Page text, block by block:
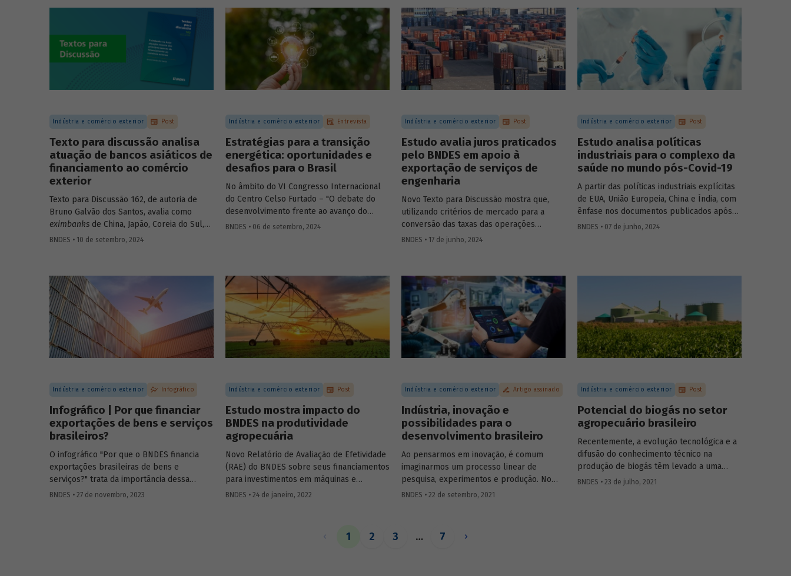
Gente e Gestão da Santa Clara Agrociência
Industrial, e Eduardo Couto, CFO da Eve Air
Mobility – sobre a importância da atuação
de bancos de desenvolvimento no
mercado de capitais, a nova estratégia do
e a inserção competitiva no mercado
global.
Karayannopoulos
, especialista na indústria
de terras raras e minerais críticos, para
entender o potencial do Brasil e alguns
passos que precisam ser tomados para
alcançarmos esse objetivo.
Indústria e comércio exterior Post
Texto para discussão analisa
atuação de bancos asiáticos de
financiamento ao comércio
exterior
Texto para Discussão 162, de autoria de
Bruno Galvão dos Santos, avalia como
eximbanks de China, Japão, Coreia do Sul,
Índia, Taiwan, Malásia, Tailândia e Turquia
reduzidos, apresentando seus históricos,
discutindo seus custos e suas fontes de
financiamento e descrevendo seus
produtos e focos de atuação.
BNDES • 10 de setembro, 2024
Indústria e comércio exterior Entrevista
Estratégias para a transição
energética: oportunidades e
desafios para o Brasil
No âmbito do VI Congresso Internacional
do Centro Celso Furtado – "O debate do
desenvolvimento frente ao avanço do
conservadorismo" – conversamos com o
energética e reindustrialização.
BNDES • 06 de setembro, 2024
Indústria e comércio exterior Post
Estudo avalia juros praticados
pelo BNDES em apoio à
exportação de serviços de
engenharia
Novo Texto para Discussão mostra que,
utilizando critérios de mercado para a
conversão das taxas das operações
(denominadas em dólar) em taxas
estiveram em linha com a taxa Selic – em
média, superando-a.
BNDES • 17 de junho, 2024
Indústria e comércio exterior Post
Estudo analisa políticas
industriais para o complexo da
saúde no mundo pós-Covid-19
A partir das políticas industriais explícitas
de EUA, União Europeia, China e Índia, com
ênfase nos documentos publicados após
2020, o artigo busca identificar
BNDES • 07 de junho, 2024
Indústria e comércio exterior Infográfico
Infográfico | Por que financiar
exportações de bens e serviços
brasileiros?
O infográfico "Por que o BNDES financia
exportações brasileiras de bens e
serviços?" trata da importância dessa
atividade, explica por que países contam
BNDES • 27 de novembro, 2023
Indústria e comércio exterior Post
Estudo mostra impacto do
BNDES na produtividade
agropecuária
Novo Relatório de Avaliação de Efetividade
(RAE) do BNDES sobre seus financiamentos
para investimentos em máquinas e
equipamentos agrícolas aponta efeitos
BNDES • 24 de janeiro, 2022
Indústria e comércio exterior Artigo assinado
Indústria, inovação e
possibilidades para o
desenvolvimento brasileiro
Ao pensarmos em inovação, é comum
imaginarmos um processo linear de
pesquisa, experimentos e produção. No
entanto, o processo de inovação depende
relação da inovação com a indústria,
BNDES • 22 de setembro, 2021
Indústria e comércio exterior Post
Potencial do biogás no setor
agropecuário brasileiro
Recentemente, a evolução tecnológica e a
difusão do conhecimento técnico na
produção de biogás têm levado a uma
rápida expansão no número de plantas em
BNDES • 23 de julho, 2021
1 2 3 … 7